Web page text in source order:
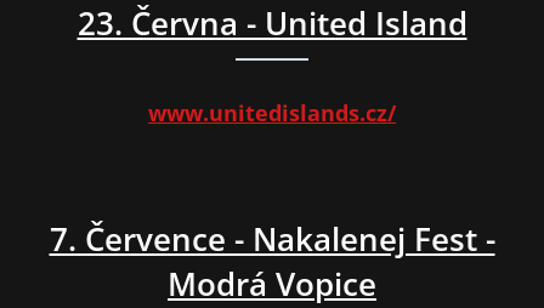
23. Června - United Island
www.unitedislands.cz/
7. Července - Nakalenej Fest -
Modrá Vopice